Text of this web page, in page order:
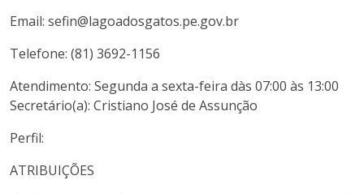
Email: sefin@lagoadosgatos.pe.gov.br
Telefone: (81) 3692-1156
Atendimento: Segunda a sexta-feira dàs 07:00 às 13:00
Secretário(a): Cristiano José de Assunção
Perfil:
ATRIBUIÇÕES